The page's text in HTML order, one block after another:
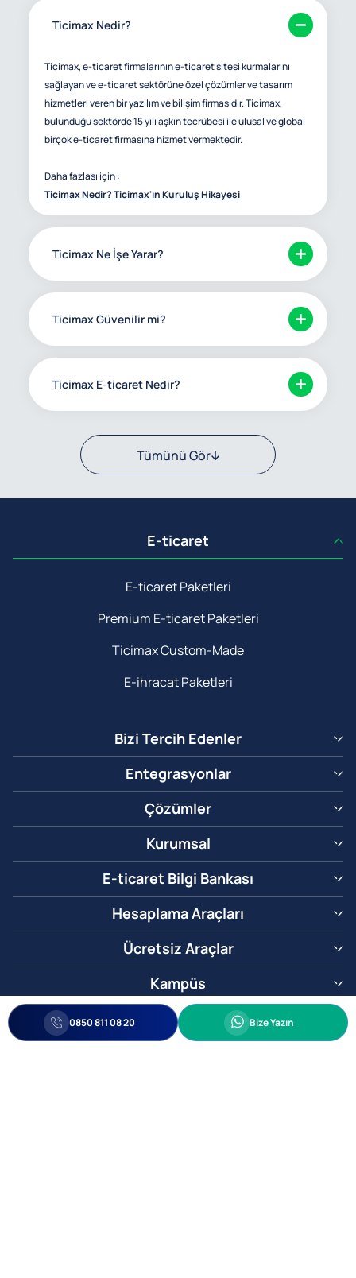
Ticimax Nedir?
Ticimax, e-ticaret firmalarının e-ticaret sitesi kurmalarını
sağlayan ve e-ticaret sektörüne özel çözümler ve tasarım
hizmetleri veren bir yazılım ve bilişim firmasıdır. Ticimax,
bulunduğu sektörde 15 yılı aşkın tecrübesi ile ulusal ve global
birçok e-ticaret firmasına hizmet vermektedir.
Daha fazlası için :
Ticimax Nedir? Ticimax'ın Kuruluş Hikayesi
Ticimax Ne İşe Yarar?
Ticimax Güvenilir mi?
Ticimax E-ticaret Nedir?
Tümünü Gör
E-ticaret
E-ticaret Paketleri
Premium E-ticaret Paketleri
Ticimax Custom-Made
E-ihracat Paketleri
Bizi Tercih Edenler
Entegrasyonlar
Çözümler
Kurumsal
E-ticaret Bilgi Bankası
Hesaplama Araçları
Ücretsiz Araçlar
Kampüs
0850 811 08 20 Whatsapp
Bize Yazın
0850 811 08 20